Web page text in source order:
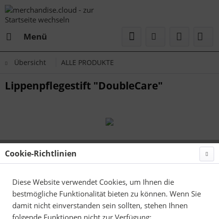
Menü
Übersicht ALLE PRODUKTE
Lippenpflegestift "DoubleCare"
Cookie-Richtlinien
Diese Website verwendet Cookies, um Ihnen die
bestmögliche Funktionalität bieten zu können. Wenn Sie
damit nicht einverstanden sein sollten, stehen Ihnen
folgende Funktionen nicht zur Verfügung: